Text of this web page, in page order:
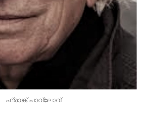
ഫ്രാങ്ക് പാവ്‌ലോവ്